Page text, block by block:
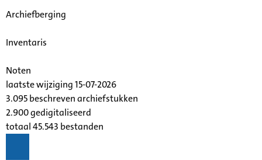
Archiefberging
Inventaris
Noten
laatste wijziging 15-07-2026
3.095 beschreven archiefstukken
2.900 gedigitaliseerd
totaal 45.543 bestanden